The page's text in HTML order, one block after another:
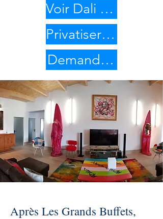
Voir Dali Graff
Privatiser les 2 villas
Demander les
Après Les Grands Buffets,